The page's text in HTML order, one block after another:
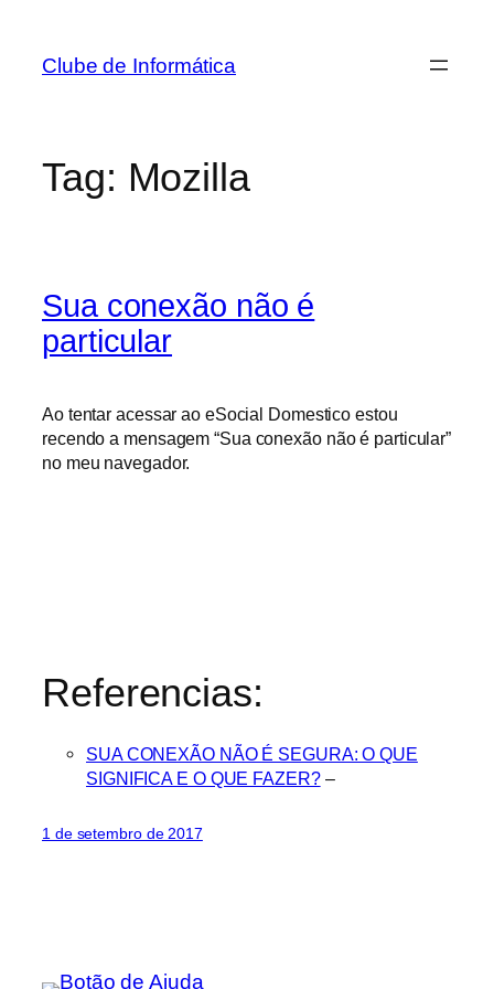
Clube de Informática
Tag: Mozilla
Sua conexão não é
particular
Ao tentar acessar ao eSocial Domestico estou
recendo a mensagem “Sua conexão não é particular”
no meu navegador.
Referencias:
SUA CONEXÃO NÃO É SEGURA: O QUE
SIGNIFICA E O QUE FAZER?–
1 de setembro de 2017